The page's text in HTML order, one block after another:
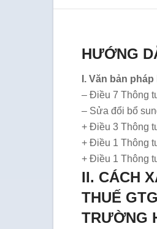
HƯỚNG
I. Văn bản
– Điều 7 Thông
– Sửa đổi bổ
+ Điều 3 Thông
+ Điều 1 Thông
+ Điều 1 Thông
II. CÁCH
THUẾ
TRƯỜNG